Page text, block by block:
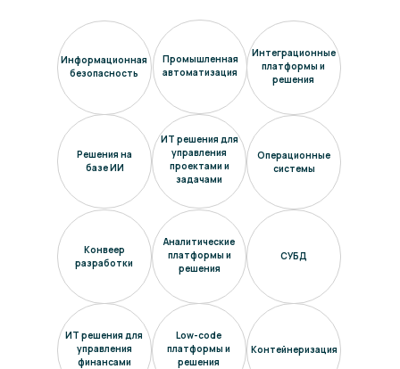
Информационная
безопасность
Промышленная
автоматизация
Интеграционные
платформы и
решения
Low-code
платформы и
решения
Конвеер
разработки
Аналитические
платформы и
решения
СУБД
Решения на
базе ИИ
ИТ решения для
управления
проектами и
задачами
ИТ решения для
управления
финансами
Операционные
системы
Контейнеризация